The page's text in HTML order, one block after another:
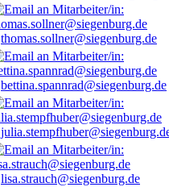
thomas.sollner@siegenburg.de
bettina.spannrad@siegenburg.de
lisa.strauch@siegenburg.de